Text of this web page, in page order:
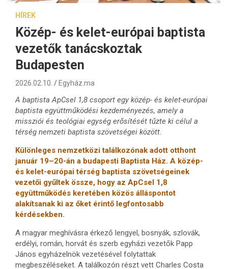
HÍREK
Közép- és kelet-európai baptista
vezetők tanácskoztak
Budapesten
2026.02.10. Egyház.ma
A baptista ApCsel 1,8 csoport egy közép- és kelet-európai
baptista együttműködési kezdeményezés, amely a
missziói és teológiai egység erősítését tűzte ki célul a
térség nemzeti baptista szövetségei között.
Különleges nemzetközi találkozónak adott otthont
január 19–20-án a budapesti Baptista Ház. A közép-
és kelet-európai térség baptista szövetségeinek
vezetői gyűltek össze, hogy az ApCsel 1,8
együttműködés keretében közös álláspontot
alakítsanak ki az őket érintő legfontosabb
kérdésekben.
A magyar meghívásra érkező lengyel, bosnyák, szlovák,
erdélyi, román, horvát és szerb egyházi vezetők Papp
János egyházelnök vezetésével folytattak
megbeszéléseket. A találkozón részt vett Charles Costa